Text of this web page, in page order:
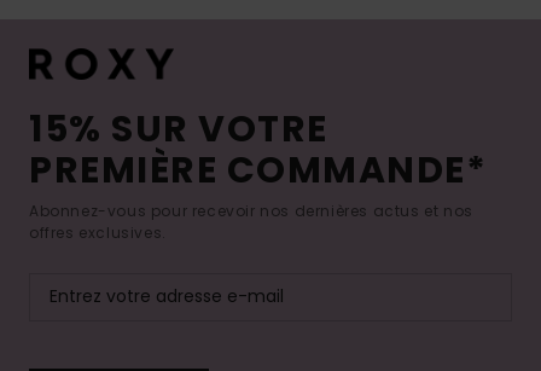
15% SUR VOTRE
PREMIÈRE COMMANDE*
Abonnez-vous pour recevoir nos dernières actus et nos
offres exclusives.